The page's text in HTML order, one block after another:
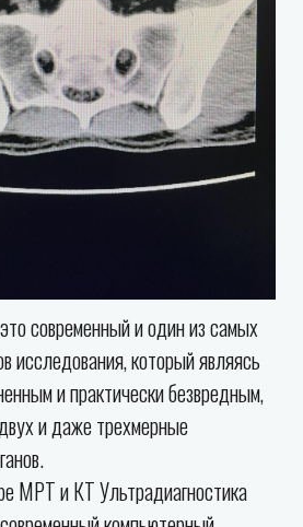
современный и один из самых
исследования, который являясь
и практически безвредным,
и даже трехмерные
МРТ и КТ Ультрадиагностика